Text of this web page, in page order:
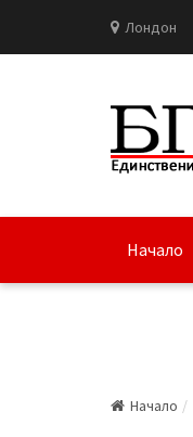
Лондон
Начало
Начало